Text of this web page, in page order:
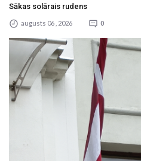
Sākas solārais rudens
augusts 06 , 2026 0